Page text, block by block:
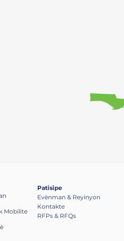
Mobilite
Patisipe
Evènman & Reyinyon
Kontakte
RFPs & RFQs